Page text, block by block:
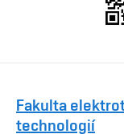
Fakulta
technologií